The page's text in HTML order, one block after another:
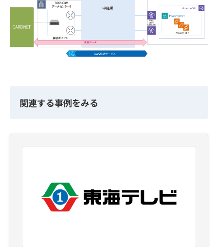
関連する事例をみる